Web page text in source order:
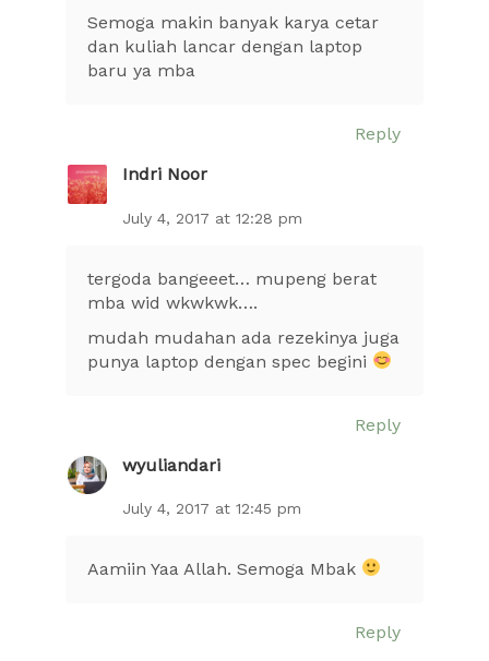
Semoga makin banyak karya cetar
dan kuliah lancar dengan laptop
baru ya mba
Reply
Indri Noor
July 4, 2017 at 12:28 pm
tergoda bangeeet… mupeng berat
mba wid wkwkwk….
mudah mudahan ada rezekinya juga
punya laptop dengan spec begini
Reply
wyuliandari
July 4, 2017 at 12:45 pm
Aamiin Yaa Allah. Semoga Mbak
Reply